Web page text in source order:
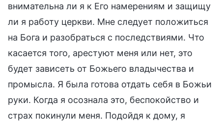
внимательна ли я к Его намерениям и защищу
ли я работу церкви. Мне следует положиться
на Бога и разобраться с последствиями. Что
касается того, арестуют меня или нет, это
будет зависеть от Божьего владычества и
промысла. Я была готова отдать себя в Божьи
руки. Когда я осознала это, беспокойство и
страх покинули меня. Подойдя к дому, я